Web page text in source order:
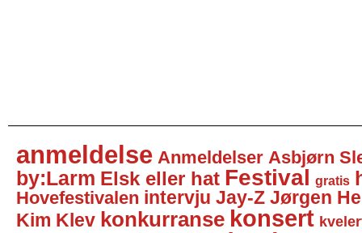
anmeldelse Anmeldelser Asbjørn
by:Larm Elsk eller hat Festival gratis
Hovefestivalen intervju Jay-Z Jørgen
Kim Klev konkurranse konsert